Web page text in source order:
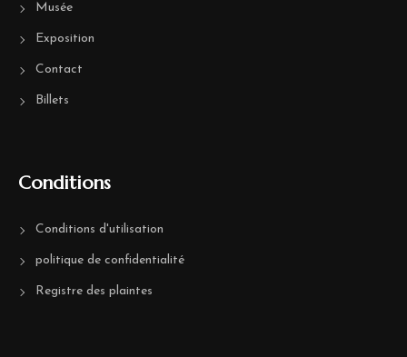
Musée
Exposition
Contact
Billets
Conditions
Conditions d'utilisation
politique de confidentialité
Registre des plaintes